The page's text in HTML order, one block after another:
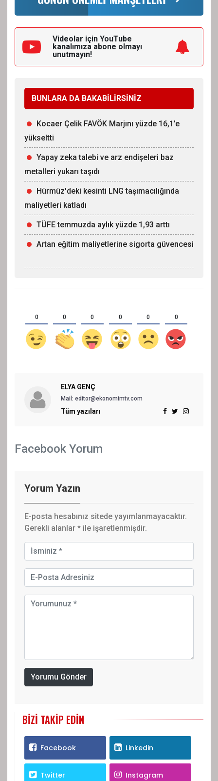
Videolar için YouTube
kanalımıza abone olmayı
unutmayın!
BUNLARA DA BAKABİLİRSİNİZ
Kocaer Çelik FAVÖK Marjını yüzde 16,1’e
yükseltti
Yapay zeka talebi ve arz endişeleri baz
metalleri yukarı taşıdı
Hürmüz'deki kesinti LNG taşımacılığında
maliyetleri katladı
TÜFE temmuzda aylık yüzde 1,93 arttı
Artan eğitim maliyetlerine sigorta güvencesi
0 0 0 0 0 0
ELYA GENÇ
Mail: editor@ekonomimtv.com
Tüm yazıları
Facebook Yorum
Yorum Yazın
E-posta hesabınız sitede yayımlanmayacaktır.
Gerekli alanlar * ile işaretlenmişdir.
Yorumu Gönder
BIZI TAKIP EDIN
Facebook Linkedin
Twitter Instagram